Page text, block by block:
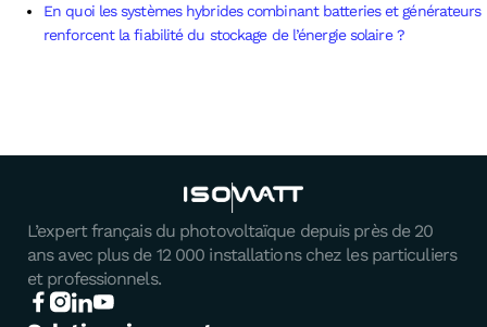
En quoi les systèmes hybrides combinant batteries et générateurs
renforcent la fiabilité du stockage de l’énergie solaire ?
L’expert français du photovoltaïque depuis près de 20
ans avec plus de 12 000 installations chez les particuliers
et professionnels.